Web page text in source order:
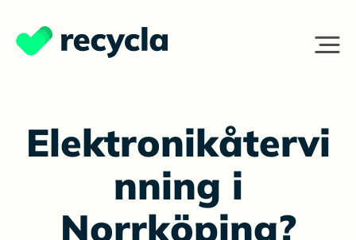
Elektronikåtervi
nning i
Norrköping?